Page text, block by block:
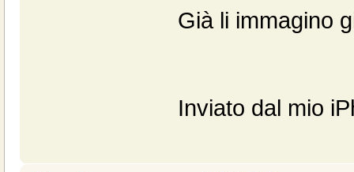
Già li immagino
Inviato dal mio